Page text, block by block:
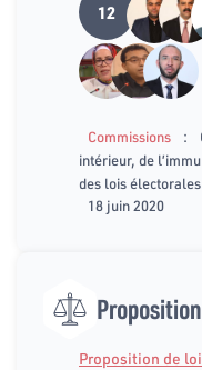
12
Commissions :
intérieur, de
des lois électorales
18 juin 2020
Proposition de